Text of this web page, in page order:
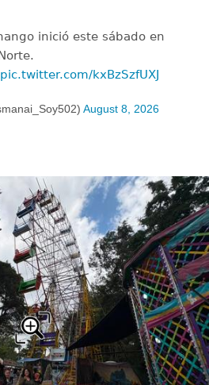
inició este sábado en
pic.twitter.com/kxBzSzfUXJ
August 8, 2026